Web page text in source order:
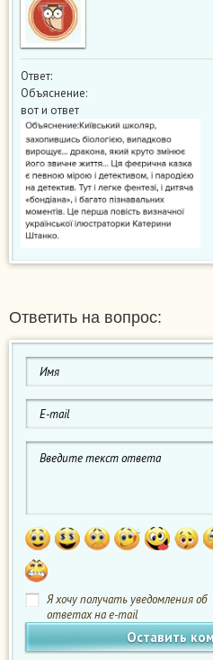
Ответ:
Объяснение:
вот и ответ
Ответить на вопрос:
Я хочу получать уведомления об
ответах на e-mail